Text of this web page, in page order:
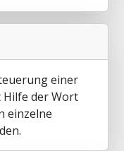
einer
Hilfe der Wort
einzelne